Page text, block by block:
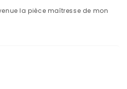
la pièce maîtresse de mon